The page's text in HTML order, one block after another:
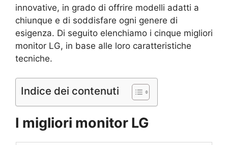
innovative, in grado di offrire modelli adatti a
chiunque e di soddisfare ogni genere di
esigenza. Di seguito elenchiamo i cinque migliori
monitor LG, in base alle loro caratteristiche
tecniche.
Indice dei contenuti
I migliori monitor LG